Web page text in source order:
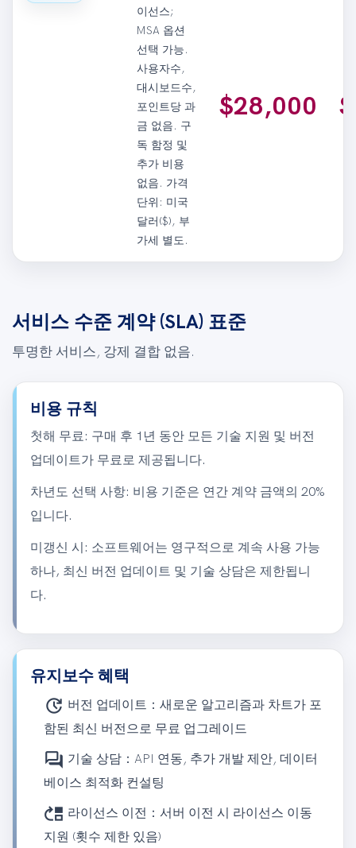
이선스;
MSA 옵션
선택 가능.
사용자수,
대시보드수,
포인트당 과
금 없음. 구
독 함정 및
추가 비용
없음. 가격
단위: 미국
달러($), 부
가세 별도.
$28,000
서비스 수준 계약 (SLA) 표준
투명한 서비스, 강제 결합 없음.
비용 규칙
첫해 무료: 구매 후 1년 동안 모든 기술 지원 및 버전
업데이트가 무료로 제공됩니다.
차년도 선택 사항: 비용 기준은 연간 계약 금액의 20%
입니다.
미갱신 시: 소프트웨어는 영구적으로 계속 사용 가능
하나, 최신 버전 업데이트 및 기술 상담은 제한됩니
다.
유지보수 혜택
update 버전 업데이트： 새로운 알고리즘과 차트가 포
함된 최신 버전으로 무료 업그레이드
question_answer 기술 상담： API 연동, 추가 개발 제안, 데이터
베이스 최적화 컨설팅
move_up 라이선스 이전： 서버 이전 시 라이선스 이동
지원 (횟수 제한 있음)